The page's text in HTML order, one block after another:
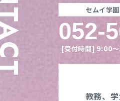
セムイ学
052-
[受付時間] 9:00
教務、